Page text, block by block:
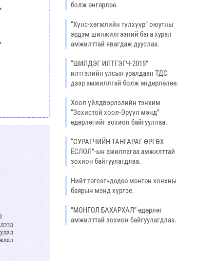
болж өнгөрлөө.
“Хүнс-хөгжлийн түлхүүр” оюутны
эрдэм шинжилгээний бага хурал
амжилттай явагдаж дууслаа.
“ШИЛДЭГ ИЛТГЭГЧ-2015”
илтгэлийн улсын уралдаан ТДС
дээр амжиллтай болж өндөрлөлөө.
Хоол үйлдвэрлэлийн тэнхим
“Зохистой хоол-Эрүүл мэнд”
өдөрлөгийг зохион байгууллаа.
“СУРАГЧИЙН ТАНГАРАГ ӨРГӨХ
ЁСЛОЛ”-ын ажиллагаа амжилттай
зохион байгуулагдлаа.
Нийт төгсөгчдөдөө мөнгөн хонхны
баярын мэнд хүргэе.
“МОНГОЛ БАХАРХАЛ” өдөрлөг
амжилттай зохион байгуулагдлаа.